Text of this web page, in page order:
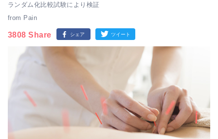
ランダム化比較試験により検証
from Pain
3808 Share